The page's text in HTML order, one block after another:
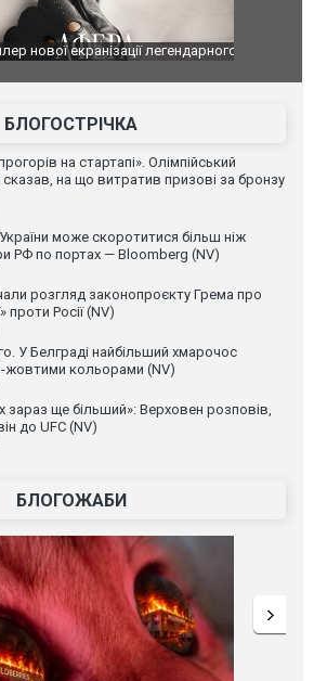
нової екранізації легендарного
БЛОГОСТРІЧКА
на стартапі». Олімпійський
сказав, на що витратив призові за бронзу
може скоротитися більш ніж
РФ по портах — Bloomberg (NV)
розгляд законопроєкту Грема про
проти Росії (NV)
У Белграді найбільший хмарочос
жовтими кольорами (NV)
зараз ще більший»: Верховен розповів,
до UFC (NV)
БЛОГОЖАБИ